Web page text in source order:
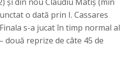
o dată prin I. Cassares
s-a jucat în timp normal al
două reprize de câte 45 de